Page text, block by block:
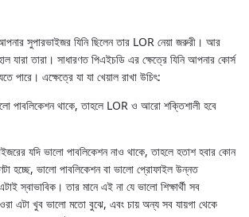
সুপারভাইজর যিনি ছিলেন তার LOR নেয়া জরুরী। আর
যারা তারা। সাধারণত পিএইচডি এর ক্ষেত্রে যিনি আপনার কোর্স
পারে। এক্ষেত্রে যা যা খেয়াল রাখা উচিৎ:
পাবলিকেশন থাকে, তাহলে LOR ও আরো শক্তিশালী হবে
যদি ভালো পাবলিকেশন নাও থাকে, তাহলে হতাশ হবার কোন
হচ্ছে, ভালো পাবলিকেশন বা ভালো প্রোফাইল উন্নত
স্বাভাবিক। তার মানে এই না যে ভালো শিক্ষার্থী সব
এটা খুব ভালো মতো বুঝে, এবং চায় অন্য সব যায়গা থেকে